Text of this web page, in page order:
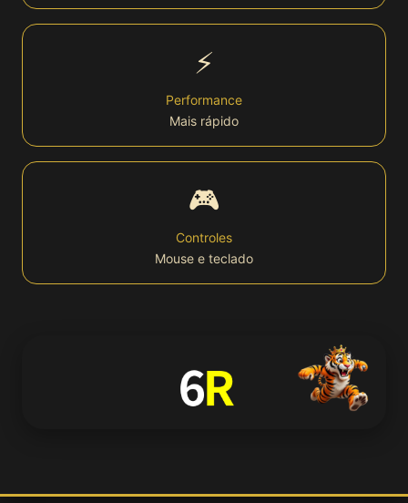
Lottery
🏆 Plataforma
Plataforma
Bet
Win
📱 Download
APK
⚡
Performance
Mais rápido
🎮
Controles
Mouse e teclado